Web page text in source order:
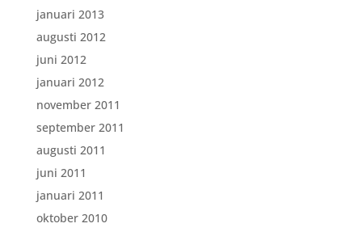
januari 2013
augusti 2012
juni 2012
januari 2012
november 2011
september 2011
augusti 2011
juni 2011
januari 2011
oktober 2010